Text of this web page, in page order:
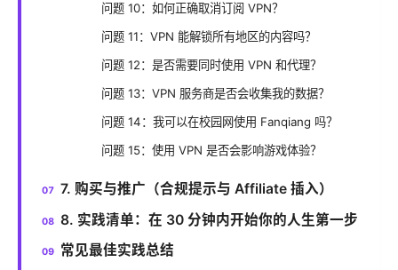
问题 10：如何正确取消订阅 VPN？
问题 11：VPN 能解锁所有地区的内容吗？
问题 12：是否需要同时使用 VPN 和代理？
问题 13：VPN 服务商是否会收集我的数据？
问题 14：我可以在校园网使用 Fanqiang 吗？
问题 15：使用 VPN 是否会影响游戏体验？
7. 购买与推广（合规提示与 Affiliate 插入）
8. 实践清单：在 30 分钟内开始你的人生第一步
常见最佳实践总结